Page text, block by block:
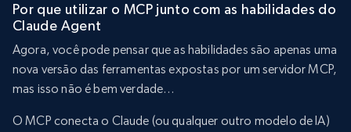
Por que utilizar o MCP junto com as habilidades do
Claude Agent
Agora, você pode pensar que as habilidades são apenas uma
nova versão das ferramentas expostas por um servidor MCP,
mas isso não é bem verdade…
O MCP conecta o Claude (ou qualquer outro modelo de IA)